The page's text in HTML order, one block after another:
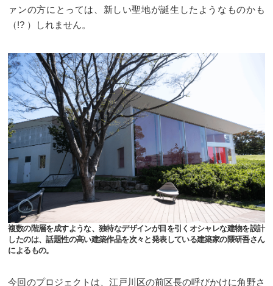
ァンの方にとっては、新しい聖地が誕生したようなものかも
（!? ）しれません。
複数の階層を成すような、独特なデザインが目を引くオシャレな建物を設計
したのは、話題性の高い建築作品を次々と発表している建築家の隈研吾さん
によるもの。
今回のプロジェクトは、江戸川区の前区長の呼びかけに角野さ